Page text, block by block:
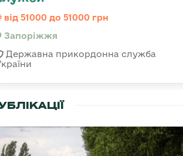
від 51000 до 51000 грн
Запоріжжя
Державна прикордонна служба